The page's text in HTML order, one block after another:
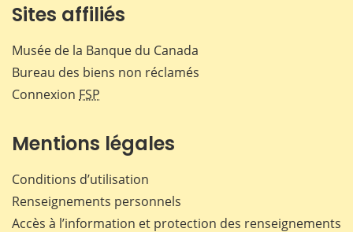
Sites affiliés
Musée de la Banque du Canada
Bureau des biens non réclamés
Connexion FSP
Mentions légales
Conditions d’utilisation
Renseignements personnels
Accès à l’information et protection des renseignements